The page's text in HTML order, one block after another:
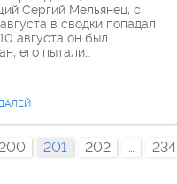
Сергий Мельянец, с
в сводки попадал
августа он был
его пытали
тахикардия, помутнение
В конце августа
установил на окнах
жалюзи по схеме
201 202 … 234